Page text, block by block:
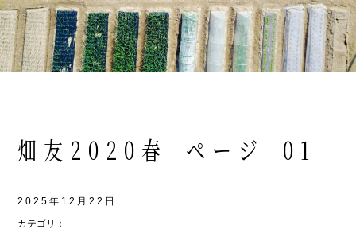
畑友2020春_ページ_01
2025年12月22日
カテゴリ：